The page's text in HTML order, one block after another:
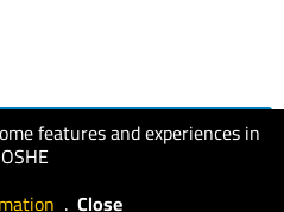
features and experiences in
. Close